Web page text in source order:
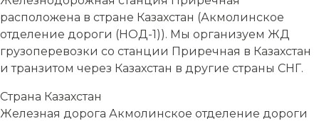
расположена в стране Казахстан (Акмолинское
отделение дороги (НОД-1)). Мы организуем ЖД
грузоперевозки со станции Приречная в Казахстан
и транзитом через Казахстан в другие страны СНГ.
Страна Казахстан
Железная дорога Акмолинское отделение дороги